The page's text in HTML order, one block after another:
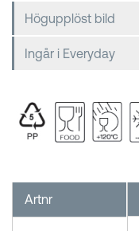
Högupplöst bild
Ingår i Everyday
Artnr